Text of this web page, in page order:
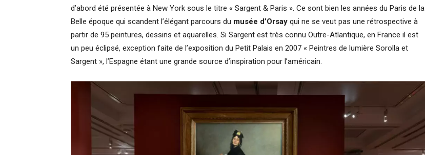
d’abord été présentée à New York sous le titre « Sargent & Paris ». Ce sont bien les années du Paris de la
Belle époque qui scandent l’élégant parcours du musée d’Orsay qui ne se veut pas une rétrospective à
partir de 95 peintures, dessins et aquarelles. Si Sargent est très connu Outre-Atlantique, en France il est
un peu éclipsé, exception faite de l’exposition du Petit Palais en 2007 « Peintres de lumière Sorolla et
Sargent », l’Espagne étant une grande source d’inspiration pour l’américain.